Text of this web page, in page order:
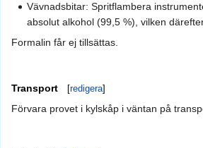
Vävnadsbitar: Spritflambera
absolut alkohol (99,5 %), vilken
Formalin får ej tillsättas.
Transport [redigera]
Förvara provet i kylskåp i väntan på